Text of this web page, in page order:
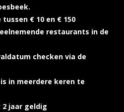
€ 10 en € 150
restaurants in de
checken via de
in meerdere keren te
2 jaar geldig